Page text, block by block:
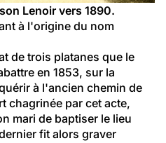
Lenoir vers 1890.
à l'origine du nom
de trois platanes que le
en 1853, sur la
à l'ancien chemin de
chagrinée par cet acte,
mari de baptiser le lieu
fit alors graver